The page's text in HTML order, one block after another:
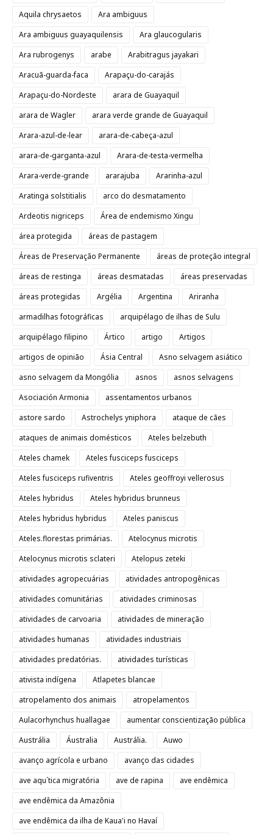
Aquila chrysaetos
Ara ambiguus
Ara ambiguus guayaquilensis
Ara glaucogularis
Ara rubrogenys
arabe
Arabitragus jayakari
Aracuã-guarda-faca
Arapaçu-do-carajás
Arapaçu-do-Nordeste
arara de Guayaquil
arara de Wagler
arara verde grande de Guayaquil
Arara-azul-de-lear
arara-de-cabeça-azul
arara-de-garganta-azul
Arara-de-testa-vermelha
Arara-verde-grande
ararajuba
Ararinha-azul
Aratinga solstitialis
arco do desmatamento
Ardeotis nigriceps
Área de endemismo Xingu
área protegida
áreas de pastagem
Áreas de Preservação Permanente
áreas de proteção integral
áreas de restinga
áreas desmatadas
áreas preservadas
áreas protegidas
Argélia Argentina
Ariranha
armadilhas fotográficas
arquipélago de ilhas de Sulu
arquipélago filipino
Ártico artigo
Artigos
artigos de opinião
Ásia Central
Asno selvagem asiático
asno selvagem da Mongólia
asnos
asnos selvagens
Asociación Armonia
assentamentos urbanos
astore sardo
Astrochelys yniphora
ataque de cães
ataques de animais domésticos
Ateles belzebuth
Ateles chamek
Ateles fusciceps fusciceps
Ateles fusciceps rufiventris
Ateles geoffroyi vellerosus
Ateles hybridus
Ateles hybridus brunneus
Ateles hybridus hybridus
Ateles paniscus
Ateles.florestas primárias.
Atelocynus microtis
Atelocynus microtis sclateri
Atelopus zeteki
atividades agropecuárias
atividades antropogênicas
atividades comunitárias
atividades criminosas
atividades de carvoaria
atividades de mineração
atividades humanas
atividades industriais
atividades predatórias.
atividades turísticas
ativista indígena
Atlapetes blancae
atropelamento dos animais
atropelamentos
Aulacorhynchus huallagae
aumentar conscientização pública
Austrália
Áustralia Austrália.
Auwo
avanço agrícola e urbano
avanço das cidades
ave aqu´tica migratória
ave de rapina
ave endêmica
ave endêmica da Amazônia
ave endêmica da ilha de Kaua'i no Havaí